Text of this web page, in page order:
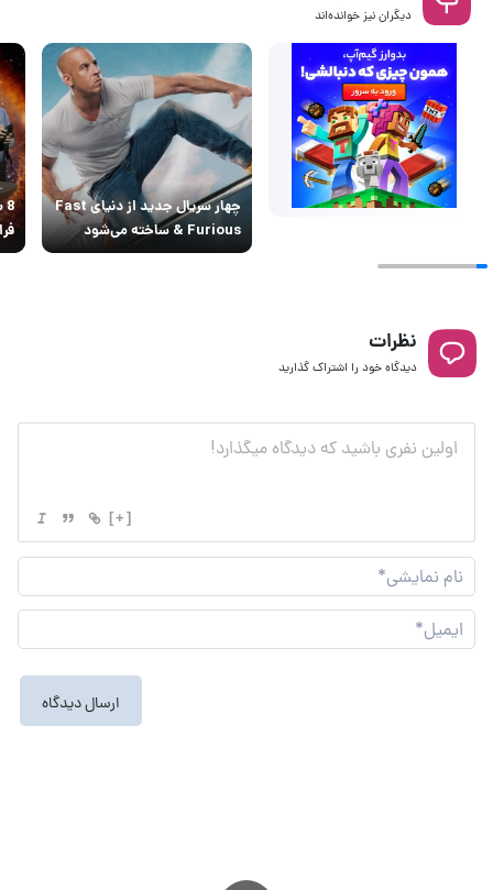
دیگران نیز خوانده‌اند
چهار سریال جدید از دنیای Fast
& Furious ساخته می‌شود
نظرات
دیدگاه خود را اشتراک گذارید
[+]
نام